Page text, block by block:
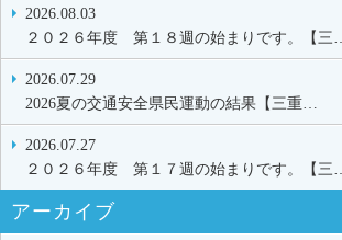
2026.08.03
２０２６年度 第１８週の始まりです。【三…
2026.07.29
2026夏の交通安全県民運動の結果【三重…
2026.07.27
２０２６年度 第１７週の始まりです。【三…
アーカイブ